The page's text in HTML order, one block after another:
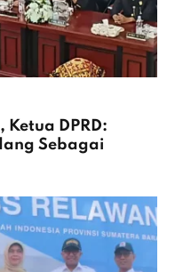
Ketua DPRD:
Sebagai